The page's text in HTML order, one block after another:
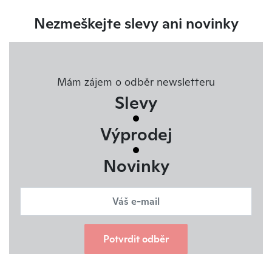
Nezmeškejte slevy ani novinky
Mám zájem o odběr newsletteru
Slevy
Výprodej
Novinky
Potvrdit odběr